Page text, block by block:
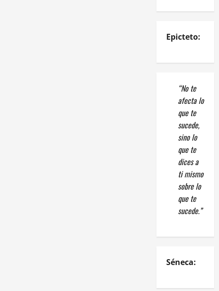
Epicteto:
“No te
afecta lo
que te
sucede,
sino lo
que te
dices a
ti mismo
sobre lo
que te
sucede.”
Séneca: